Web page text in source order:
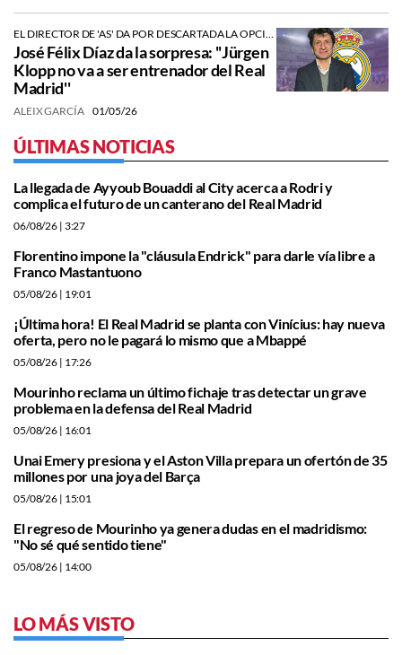
EL DIRECTOR DE 'AS' DA POR DESCARTADA LA OPCIÓN DE KLOPP PARA EL BANQUILLO DEL REAL MADRID.
José Félix Díaz da la sorpresa: ''Jürgen
Klopp no va a ser entrenador del Real
Madrid''
ALEIX GARCÍA 01/05/26
ÚLTIMAS NOTICIAS
La llegada de Ayyoub Bouaddi al City acerca a Rodri y
complica el futuro de un canterano del Real Madrid
06/08/26 | 3:27
Florentino impone la "cláusula Endrick" para darle vía libre a
Franco Mastantuono
05/08/26 | 19:01
¡Última hora! El Real Madrid se planta con Vinícius: hay nueva
oferta, pero no le pagará lo mismo que a Mbappé
05/08/26 | 17:26
Mourinho reclama un último fichaje tras detectar un grave
problema en la defensa del Real Madrid
05/08/26 | 16:01
Unai Emery presiona y el Aston Villa prepara un ofertón de 35
millones por una joya del Barça
05/08/26 | 15:01
El regreso de Mourinho ya genera dudas en el madridismo:
"No sé qué sentido tiene"
05/08/26 | 14:00
LO MÁS VISTO